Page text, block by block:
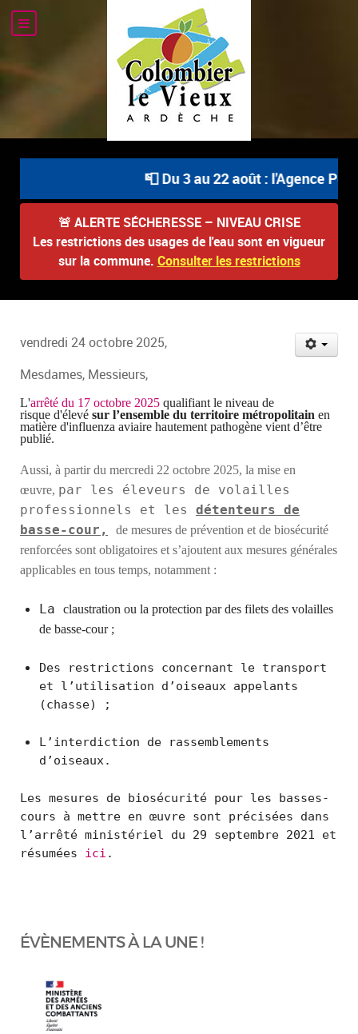
📮 Du 3 au 22 août : l'Agence
🚨 ALERTE SÉCHERESSE – NIVEAU CRISE
Les restrictions des usages de l'eau sont en vigueur
sur la commune. Consulter les restrictions
vendredi 24 octobre 2025,
Mesdames, Messieurs,
L'arrêté du 17 octobre 2025 qualifiant le niveau de
risque d'élevé sur l’ensemble du territoire métropolitain en
matière d'influenza aviaire hautement pathogène vient d’être
publié.
Aussi, à partirdu mercredi 22 octobre 2025, la mise en
œuvre, par les éleveurs de volailles
professionnels et les détenteurs de
basse-cour,
de mesures de prévention et de biosécurité
renforcées sont obligatoires et s’ajoutent aux mesures générales
applicables en tous temps, notamment :
La claustration ou la protection par des filets des volailles
de basse-cour ;
Des restrictions concernant le transport
et l’utilisation d’oiseaux appelants
(chasse) ;
L’interdiction de rassemblements
d’oiseaux.
Les mesures de biosécurité pour les basses-
cours à mettre en œuvre sont précisées dans
l’arrêté ministériel du 29 septembre 2021 et
résumées ici .
ÉVÈNEMENTS À LA UNE !